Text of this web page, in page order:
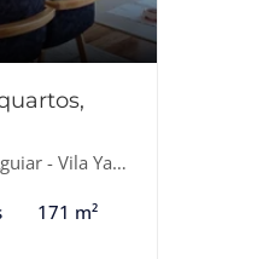
Osasco-SP
171 m²